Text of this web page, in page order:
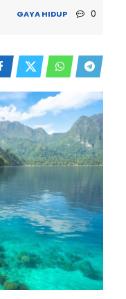
GAYA HIDUP 0